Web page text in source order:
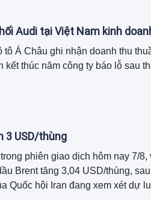
Audi tại Việt Nam kinh
tô Á Châu ghi nhận doanh thu
kết thúc năm công ty báo lỗ sau
3 USD/thùng
phiên giao dịch hôm nay 7/8,
Brent tăng 3,04 USD/thùng,
Quốc hội Iran đang xem xét dự